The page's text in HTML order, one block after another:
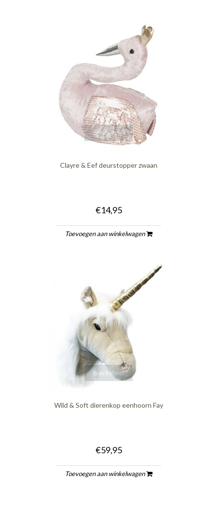
quickshop
Clayre & Eef deurstopper zwaan
€14,95
Toevoegen aan winkelwagen
quickshop
Wild & Soft dierenkop eenhoorn Fay
€59,95
Toevoegen aan winkelwagen